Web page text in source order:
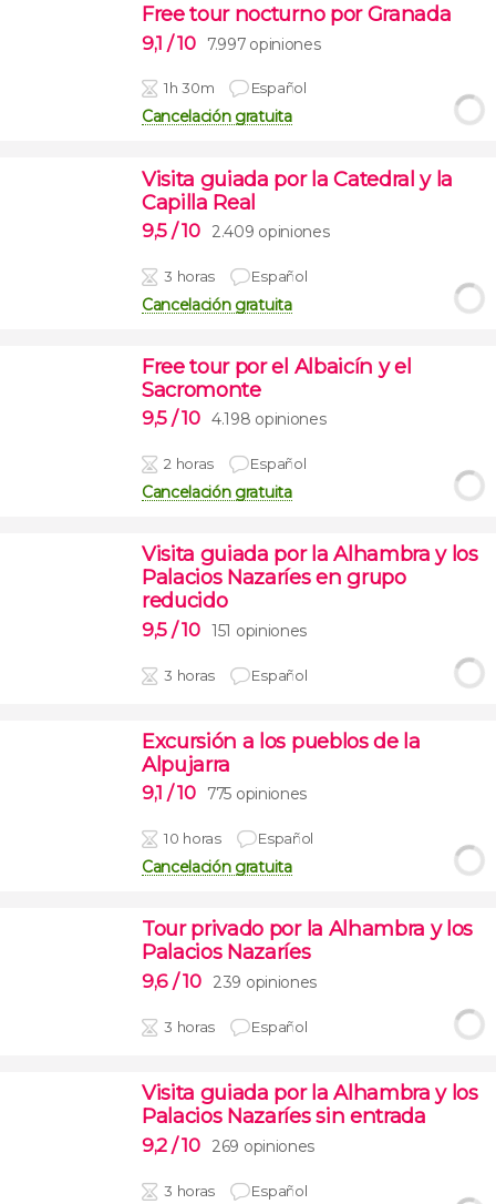
Free tour nocturno por Granada
9,1 / 10 7.997 opiniones
1h 30m Español
Cancelación gratuita
Visita guiada por la Catedral y la
Capilla Real
9,5 / 10 2.409 opiniones
3 horas Español
Cancelación gratuita
Free tour por el Albaicín y el
Sacromonte
9,5 / 10 4.198 opiniones
2 horas Español
Cancelación gratuita
Visita guiada por la Alhambra y los
Palacios Nazaríes en grupo
reducido
9,5 / 10 151 opiniones
3 horas Español
Excursión a los pueblos de la
Alpujarra
9,1 / 10 775 opiniones
10 horas Español
Cancelación gratuita
Tour privado por la Alhambra y los
Palacios Nazaríes
9,6 / 10 239 opiniones
3 horas Español
Visita guiada por la Alhambra y los
Palacios Nazaríes sin entrada
9,2 / 10 269 opiniones
3 horas Español